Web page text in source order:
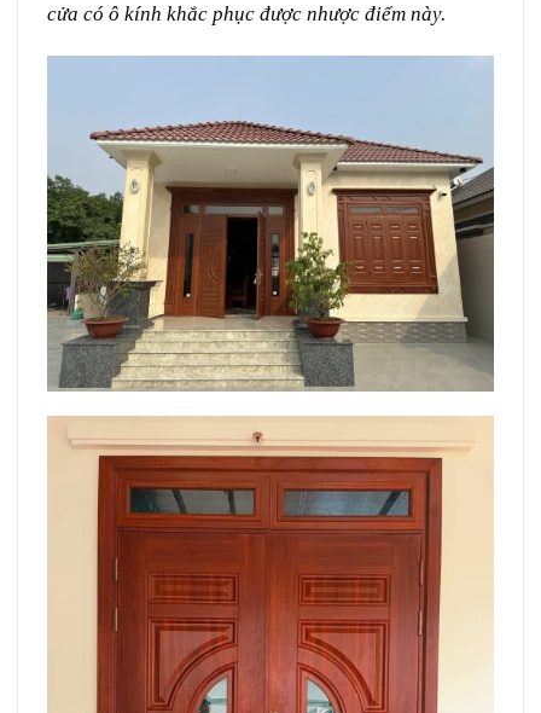
cửa có ô kính khắc phục được nhược điểm này.